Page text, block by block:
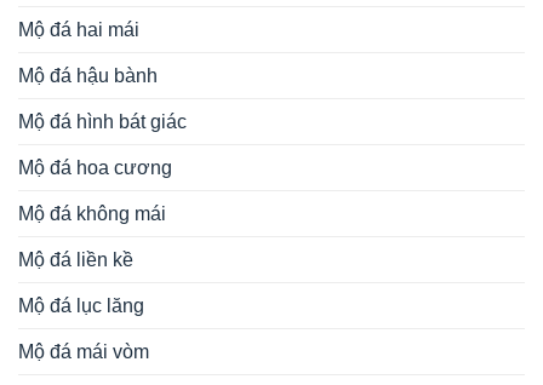
Mộ đá hai mái
Mộ đá hậu bành
Mộ đá hình bát giác
Mộ đá hoa cương
Mộ đá không mái
Mộ đá liền kề
Mộ đá lục lăng
Mộ đá mái vòm